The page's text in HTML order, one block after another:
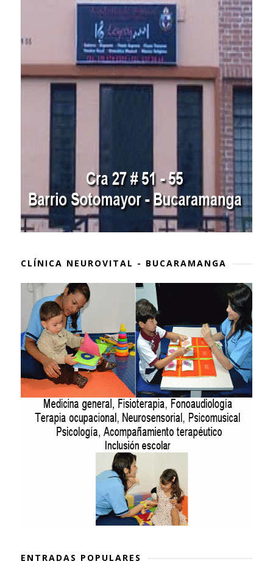
CLÍNICA NEUROVITAL - BUCARAMANGA
ENTRADAS POPULARES